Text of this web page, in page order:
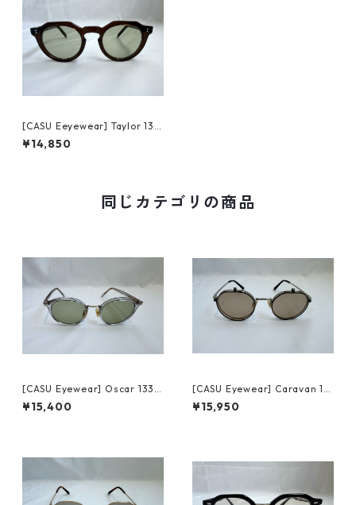
[CASU Eeyewear] Taylor 130
-2 brown キャスアイウェア
テイラー(sun)
¥14,850
同じカテゴリの商品
[CASU Eyewear] Oscar 133
gray/gold キャス アイウェア
オスカー
¥15,400
[CASU Eyewear] Caravan 14
7 black/silver キャス アイウ
ェア キャラバン
¥15,950